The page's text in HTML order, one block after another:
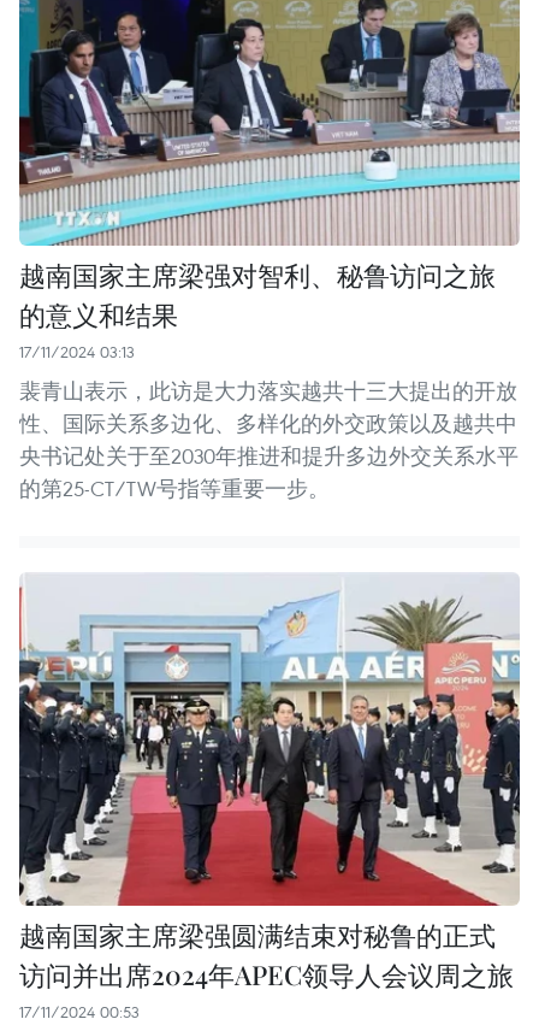
越南国家主席梁强对智利、秘鲁访问之旅
的意义和结果
17/11/2024 03:13
裴青山表示，此访是大力落实越共十三大提出的开放
性、国际关系多边化、多样化的外交政策以及越共中
央书记处关于至2030年推进和提升多边外交关系水平
的第25-CT/TW号指等重要一步。
越南国家主席梁强圆满结束对秘鲁的正式
访问并出席2024年APEC领导人会议周之旅
17/11/2024 00:53